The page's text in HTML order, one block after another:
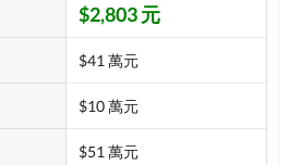
$2,803 元
$41 萬元
$10 萬元
$51 萬元